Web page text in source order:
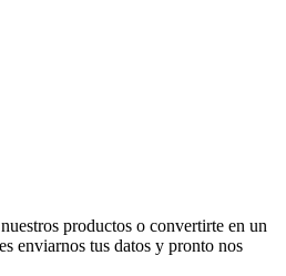
productos o convertirte en un
enviarnos tus datos y pronto nos